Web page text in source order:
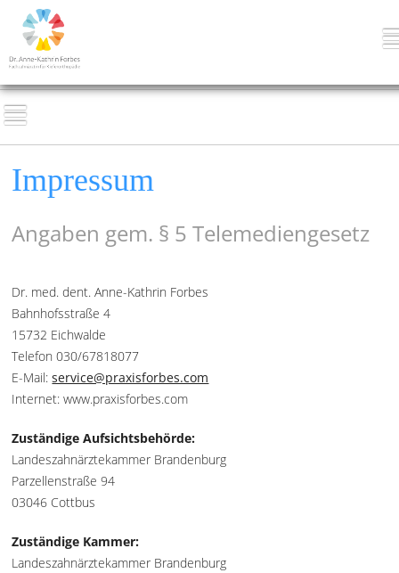
Impressum
Angaben gem. § 5 Telemediengesetz
Dr. med. dent. Anne-Kathrin Forbes
Bahnhofsstraße 4
15732 Eichwalde
Telefon030/67818077
E-Mail:service@praxisforbes.com
Internet: www.praxisforbes.com
Zuständige Aufsichtsbehörde:
Landeszahnärztekammer Brandenburg
Parzellenstraße 94
03046 Cottbus
Zuständige Kammer:
Landeszahnärztekammer Brandenburg